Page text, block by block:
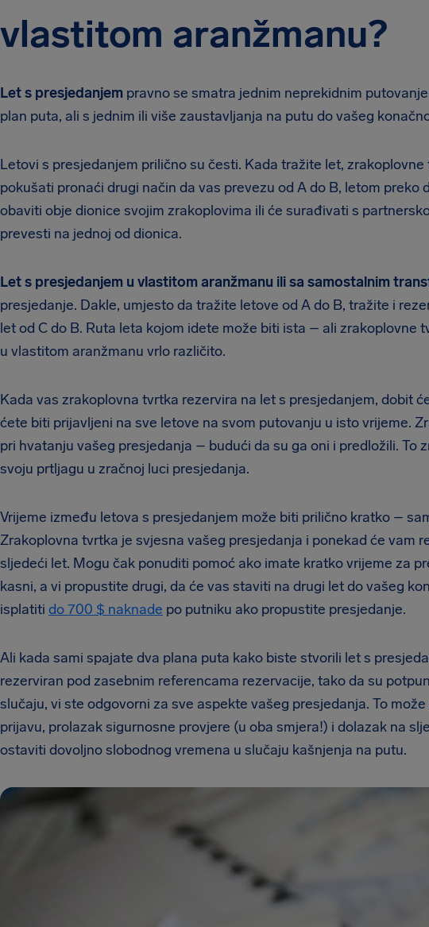
vlastitom aranžmanu?
Let s presjedanjem pravno se smatra jednim neprekidnim
plan puta, ali s jednim ili više zaustavljanja na putu do vašeg
Letovi s presjedanjem prilično su česti. Kada tražite let,
pokušati pronaći drugi način da vas prevezu od A do B, letom preko
obaviti obje dionice svojim zrakoplovima ili će surađivati s
prevesti na jednoj od dionica.
Let s presjedanjem u vlastitom aranžmanu ili sa samostalnim
presjedanje. Dakle, umjesto da tražite letove od A do B, tražite i
let od C do B. Ruta leta kojom idete može biti ista – ali zrakoplovne
u vlastitom aranžmanu vrlo različito.
Kada vas zrakoplovna tvrtka rezervira na let s presjedanjem, dobit
ćete biti prijavljeni na sve letove na svom putovanju u isto vrijeme.
pri hvatanju vašeg presjedanja – budući da su ga oni i predložili. To
svoju prtljagu u zračnoj luci presjedanja.
Vrijeme između letova s presjedanjem može biti prilično kratko –
Zrakoplovna tvrtka je svjesna vašeg presjedanja i ponekad će vam
sljedeći let. Mogu čak ponuditi pomoć ako imate kratko vrijeme za
kasni, a vi propustite drugi, da će vas staviti na drugi let do vašeg
isplatiti do 700 $ naknade po putniku ako propustite presjedanje.
Ali kada sami spajate dva plana puta kako biste stvorili let s
rezerviran pod zasebnim referencama rezervacije, tako da su
slučaju, vi ste odgovorni za sve aspekte vašeg presjedanja. To
prijavu, prolazak sigurnosne provjere (u oba smjera!) i dolazak na
ostaviti dovoljno slobodnog vremena u slučaju kašnjenja na putu.